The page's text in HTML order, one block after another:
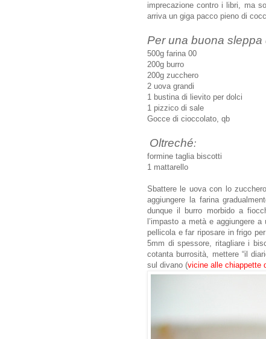
imprecazione contro i libri, ma
arriva un giga pacco pieno di
Per una buona
500g farina 00
200g burro
200g zucchero
2 uova grandi
1 bustina di lievito per dolci
1 pizzico di sale
Gocce di cioccolato, qb
Oltreché:
formine taglia biscotti
1 mattarello
Sbattere le uova con lo
aggiungere la farina
dunque il burro morbido a
l’impasto a metà e aggiungere
pellicola e far riposare in frigo
5mm di spessore, ritagliare i
cotanta burrosità, mettere “il
sul divano (vicine alle chiappette